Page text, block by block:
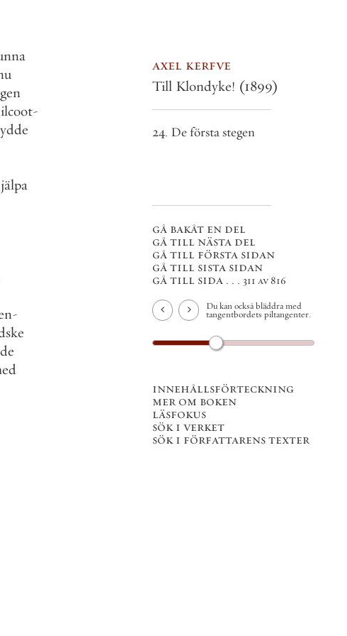
-
-
axel kerfve
Till Klondyke! (1899)
24. De första stegen
gå bakåt en del
gå till nästa del
gå till första sidan
gå till sista sidan
gå till sida . . . 311 av 816
Du kan också bläddra med
tangentbordets piltangenter.
innehållsförteckning
mer om boken
läsfokus
sök i verket
sök i författarens texter